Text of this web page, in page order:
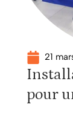
21
pour